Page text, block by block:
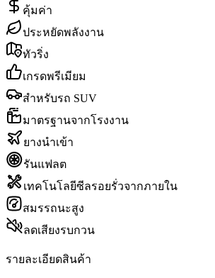
คุ้มค่า
ประหยัดพลังงาน
ทัวริ่ง
เกรดพรีเมียม
สำหรับรถ SUV
มาตรฐานจากโรงงาน
ยางนำเข้า
รันแฟลต
เทคโนโลยีซีลรอยรั่วจากภายใน
สมรรถนะสูง
ลดเสียงรบกวน
รายละเอียดสินค้า